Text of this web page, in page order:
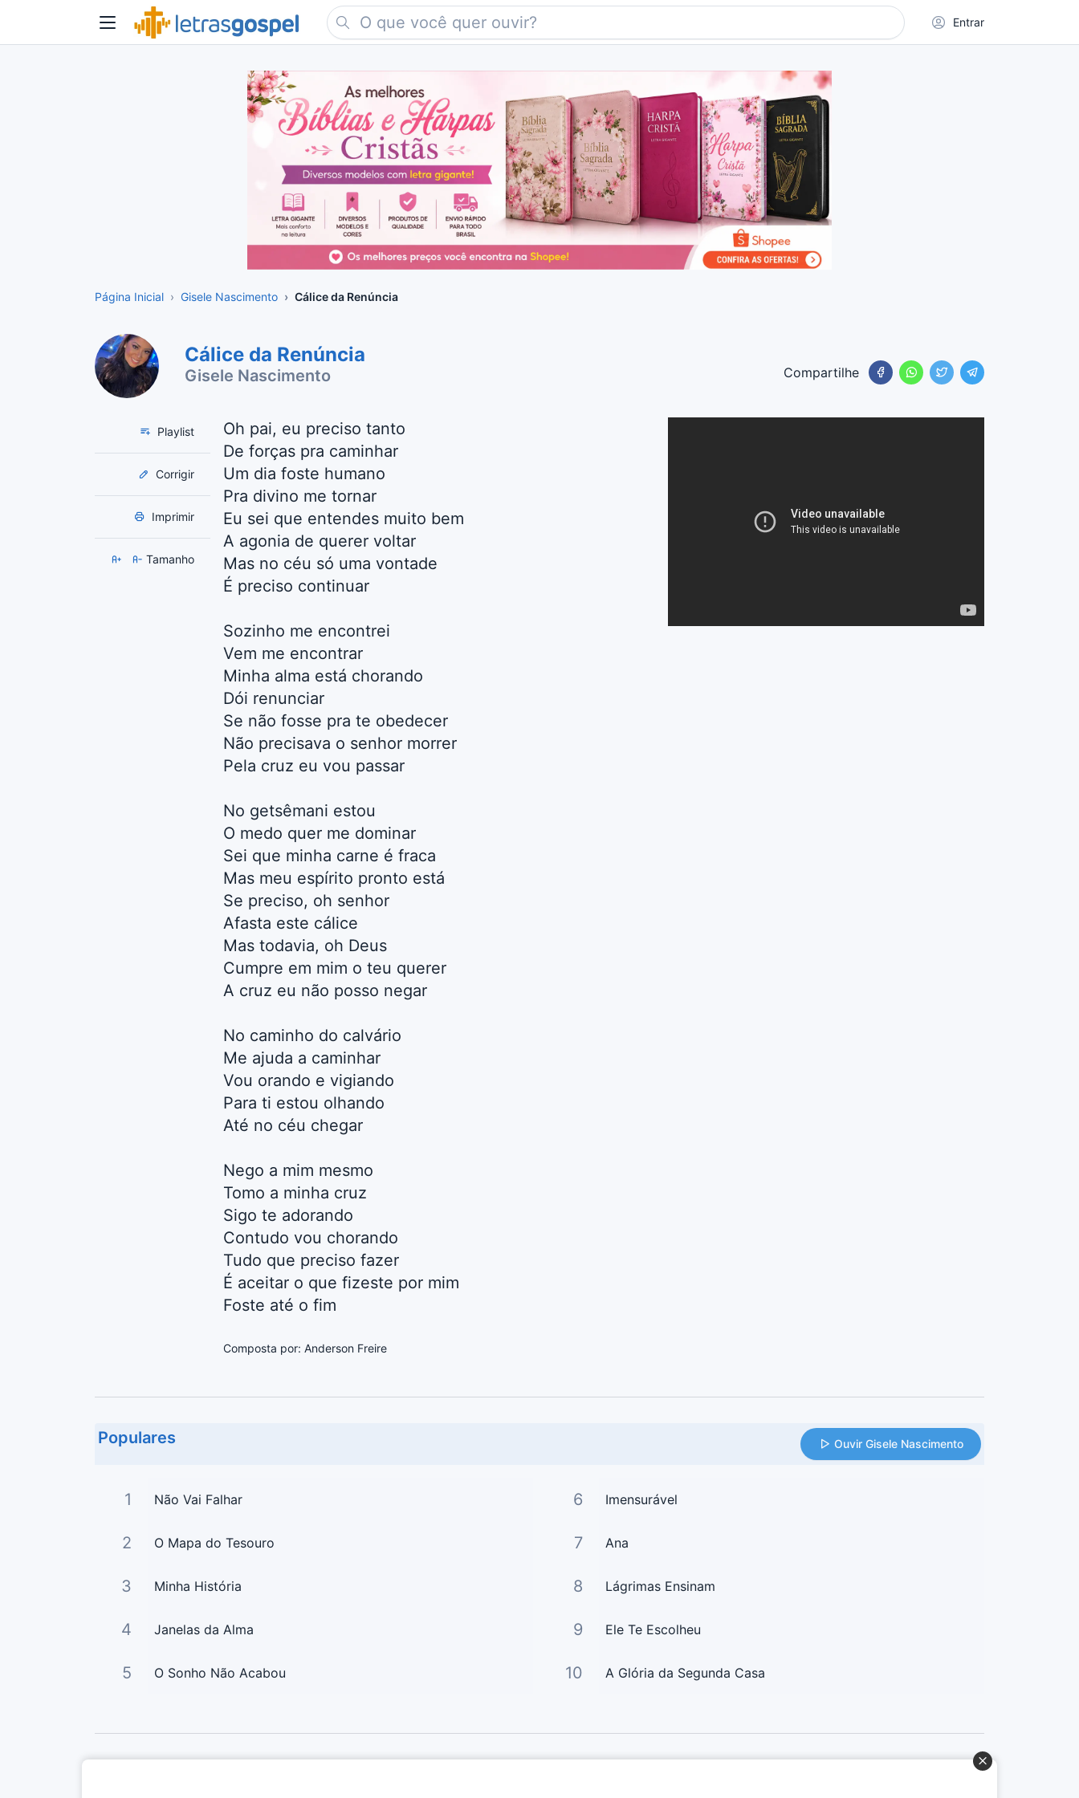
Entrar
Página Inicial Gisele Nascimento Cálice da Renúncia
Cálice da Renúncia
Gisele Nascimento Compartilhe
Playlist
Corrigir
Imprimir
Tamanho
Oh pai, eu preciso tanto
De forças pra caminhar
Um dia foste humano
Pra divino me tornar
Eu sei que entendes muito bem
A agonia de querer voltar
Mas no céu só uma vontade
É preciso continuar
Sozinho me encontrei
Vem me encontrar
Minha alma está chorando
Dói renunciar
Se não fosse pra te obedecer
Não precisava o senhor morrer
Pela cruz eu vou passar
No getsêmani estou
O medo quer me dominar
Sei que minha carne é fraca
Mas meu espírito pronto está
Se preciso, oh senhor
Afasta este cálice
Mas todavia, oh Deus
Cumpre em mim o teu querer
A cruz eu não posso negar
No caminho do calvário
Me ajuda a caminhar
Vou orando e vigiando
Para ti estou olhando
Até no céu chegar
Nego a mim mesmo
Tomo a minha cruz
Sigo te adorando
Contudo vou chorando
Tudo que preciso fazer
É aceitar o que fizeste por mim
Foste até o fim
Composta por: Anderson Freire
Populares Ouvir Gisele Nascimento
1 Não Vai Falhar
2 O Mapa do Tesouro
3 Minha História
4 Janelas da Alma
5 O Sonho Não Acabou
6 Imensurável
7 Ana
8 Lágrimas Ensinam
9 Ele Te Escolheu
10 A Glória da Segunda Casa